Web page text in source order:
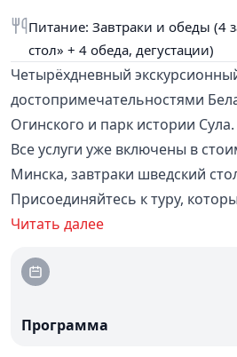
Питание: Завтраки и обеды (4
стол» + 4 обеда, дегустации)
Четырёхдневный
достопримечательностями
Огинского и парк истории Сула.
Все услуги уже включены в
Минска, завтраки шведский
Присоединяйтесь к туру,
Читать далее
Программа